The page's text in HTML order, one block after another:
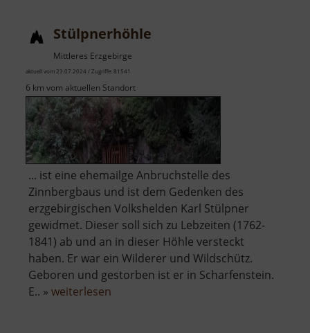
Stülpnerhöhle
Mittleres Erzgebirge
aktuell vom 23.07.2024 / Zugriffe: 81541
6 km vom aktuellen Standort
... ist eine ehemailge Anbruchstelle des
Zinnbergbaus und ist dem Gedenken des
erzgebirgischen Volkshelden Karl Stülpner
gewidmet. Dieser soll sich zu Lebzeiten (1762-
1841) ab und an in dieser Höhle versteckt
haben. Er war ein Wilderer und Wildschütz.
Geboren und gestorben ist er in Scharfenstein.
E.. » weiterlesen